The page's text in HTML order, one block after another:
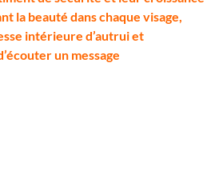
la beauté dans chaque visage,
intérieure d’autrui et
un message